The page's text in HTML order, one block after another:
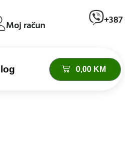
Moj račun +387
0,00 KM